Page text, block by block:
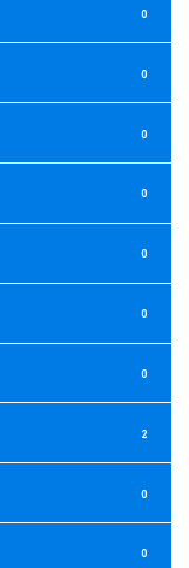
0
0
0
0
0
0
0
2
0
0